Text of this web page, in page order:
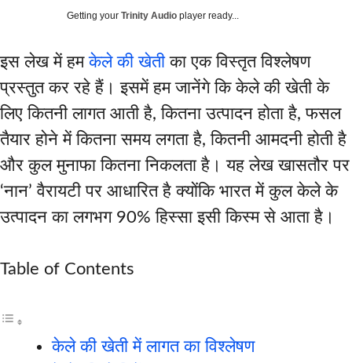
Getting your Trinity Audio player ready...
इस लेख में हमकेले की खेतीका एक विस्तृत विश्लेषण
प्रस्तुत कर रहे हैं। इसमें हम जानेंगे कि केले की खेती के
लिए कितनी लागत आती है, कितना उत्पादन होता है, फसल
तैयार होने में कितना समय लगता है, कितनी आमदनी होती है
और कुल मुनाफा कितना निकलता है। यह लेख खासतौर पर
‘नान’ वैरायटी पर आधारित है क्योंकि भारत में कुल केले के
उत्पादन का लगभग 90% हिस्सा इसी किस्म से आता है।
Table of Contents
केले की खेती में लागत का विश्लेषण